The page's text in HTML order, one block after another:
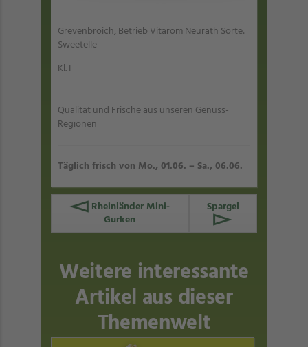
Grevenbroich, Betrieb Vitarom Neurath Sorte:
Sweetelle
Kl. I
Qualität und Frische aus unseren Genuss-
Regionen
Täglich frisch von Mo., 01.06. – Sa., 06.06.
Rheinländer Mini-
Gurken
Spargel
Weitere interessante
Artikel aus dieser
Themenwelt